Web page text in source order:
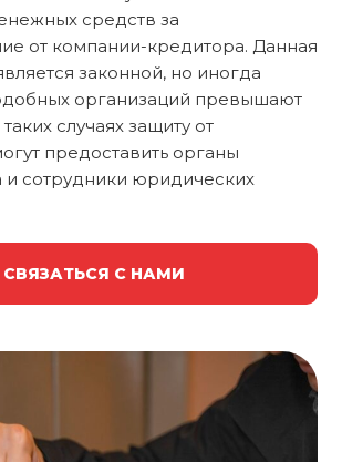
средств за
от компании-кредитора. Данная
законной, но иногда
организаций превышают
случаях защиту от
предоставить органы
сотрудники юридических
СВЯЗАТЬСЯ С НАМИ